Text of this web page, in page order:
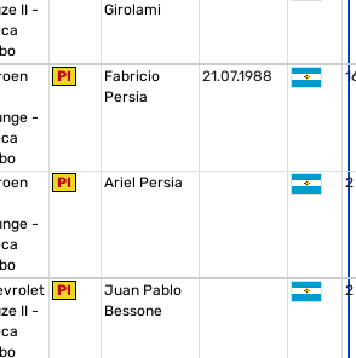
II -
Girolami
-
PI
Fabricio
Persia
21.07.1988
-
PI Ariel Persia 2
II -
PI
Juan Pablo
Bessone
2